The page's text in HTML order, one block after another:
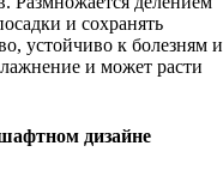
и сохранять
устойчиво к болезням и
и может расти
дизайне